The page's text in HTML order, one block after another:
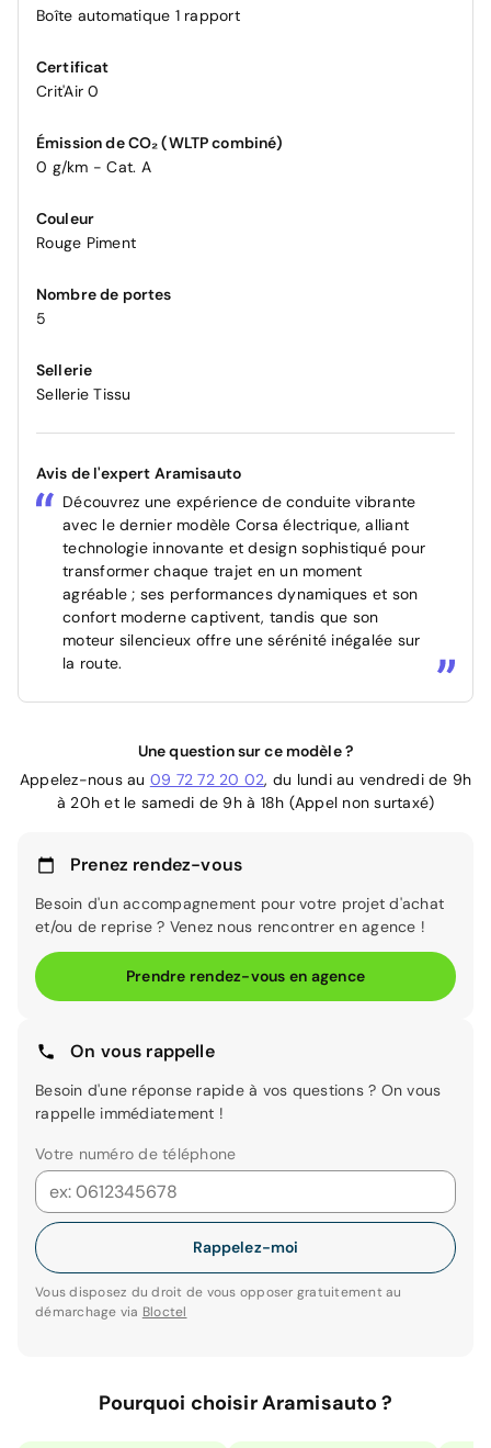
Boîte automatique 1 rapport
Certificat
Crit'Air 0
Émission de CO₂ (WLTP combiné)
0 g/km - Cat. A
Couleur
Rouge Piment
Nombre de portes
5
Sellerie
Sellerie Tissu
Avis de l'expert Aramisauto
Découvrez une expérience de conduite vibrante
avec le dernier modèle Corsa électrique, alliant
technologie innovante et design sophistiqué pour
transformer chaque trajet en un moment
agréable ; ses performances dynamiques et son
confort moderne captivent, tandis que son
moteur silencieux offre une sérénité inégalée sur
la route.
Une question sur ce modèle ?
Appelez-nous au 09 72 72 20 02, du lundi au vendredi de 9h
à 20h et le samedi de 9h à 18h (Appel non surtaxé)
Prenez rendez-vous
Besoin d'un accompagnement pour votre projet d'achat
et/ou de reprise ? Venez nous rencontrer en agence !
Prendre rendez-vous en agence
On vous rappelle
Besoin d'une réponse rapide à vos questions ? On vous
rappelle immédiatement !
Votre numéro de téléphone
Rappelez-moi
Vous disposez du droit de vous opposer gratuitement au
démarchage via Bloctel
Pourquoi choisir Aramisauto ?